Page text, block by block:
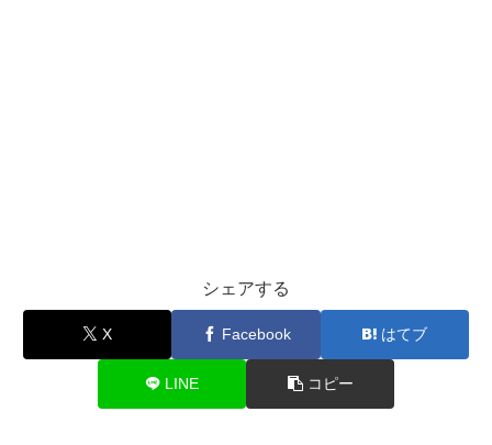
シェアする
X Facebook はてブ
LINE コピー